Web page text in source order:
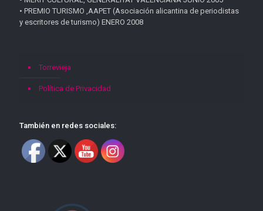
• PREMIO TURISMO ,AAPET (Asociación alicantina de periodistas
y escritores de turismo) ENERO 2008
Torrevieja
Política de Privacidad
También en redes sociales: